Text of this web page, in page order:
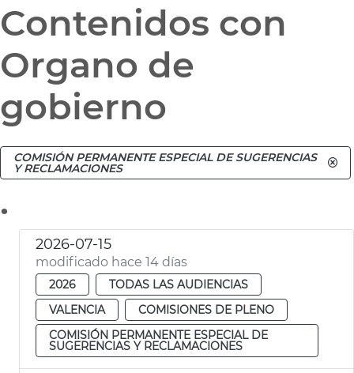
Contenidos con
Organo de
gobierno
COMISIÓN PERMANENTE ESPECIAL DE SUGERENCIAS
Y RECLAMACIONES
.
2026-07-15
modificado hace 14 días
2026
TODAS LAS AUDIENCIAS
VALENCIA
COMISIONES DE PLENO
COMISIÓN PERMANENTE ESPECIAL DE
SUGERENCIAS Y RECLAMACIONES